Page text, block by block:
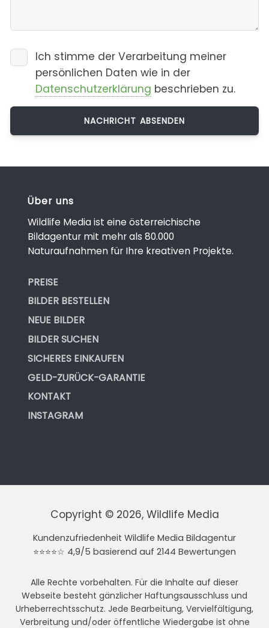
Ich stimme der Verarbeitung meiner
persönlichen Daten wie in der
Datenschutzerklärung beschrieben zu.
Über uns
Wildlife Media ist eine österreichische
Bildagentur mit mehr als 80.000
Naturaufnahmen für Ihre kreativen Projekte.
PREISE
BILDER BESTELLEN
NEUE BILDER
BILDER SUCHEN
SICHERES EINKAUFEN
GELD-ZURÜCK-GARANTIE
KONTAKT
INSTAGRAM
Copyright © 2026, Wildlife Media
Kundenzufriedenheit Wildlife Media Bildagentur
⭐⭐⭐⭐☆ 4,9/5 basierend auf 2144 Bewertungen
Alle Rechte vorbehalten. Für die Inhalte auf dieser
Webseite besteht gänzlicher Haftungsausschluss und
Urheberrechtsschutz. Jede Bearbeitung, Vervielfältigung,
Verbreitung und/oder öffentliche Wiedergabe ist ohne